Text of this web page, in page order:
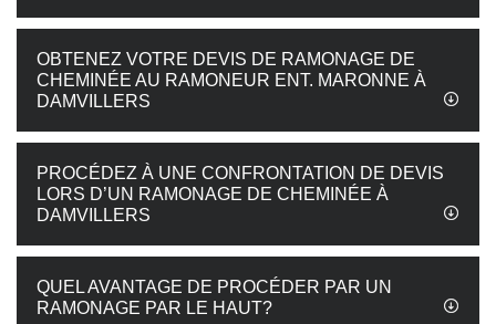
OBTENEZ VOTRE DEVIS DE RAMONAGE DE
CHEMINÉE AU RAMONEUR ENT. MARONNE À
DAMVILLERS
PROCÉDEZ À UNE CONFRONTATION DE DEVIS
LORS D’UN RAMONAGE DE CHEMINÉE À
DAMVILLERS
QUEL AVANTAGE DE PROCÉDER PAR UN
RAMONAGE PAR LE HAUT?